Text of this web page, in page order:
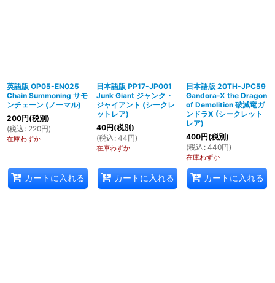
英語版 OP05-EN025
Chain Summoning サモ
ンチェーン (ノーマル)
200円(税別)
(税込 : 220円)
在庫わずか
カートに入れる
日本語版 PP17-JP001
Junk Giant ジャンク・
ジャイアント (シークレ
ットレア)
40円(税別)
(税込 : 44円)
在庫わずか
カートに入れる
日本語版 20TH-JPC59
Gandora-X the Dragon
of Demolition 破滅竜ガ
ンドラX (シークレット
レア)
400円(税別)
(税込 : 440円)
在庫わずか
カートに入れる